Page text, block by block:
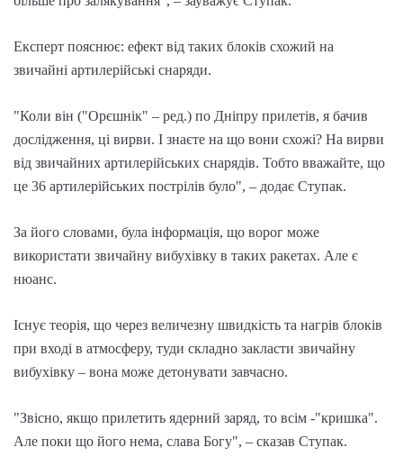
Експерт пояснює: ефект від таких блоків схожий на
звичайні артилерійські снаряди.
"Коли він ("Орєшнік" – ред.) по Дніпру прилетів, я бачив
дослідження, ці вирви. І знаєте на що вони схожі? На вирви
від звичайних артилерійських снарядів. Тобто вважайте, що
це 36 артилерійських пострілів було", – додає Ступак.
За його словами, була інформація, що ворог може
використати звичайну вибухівку в таких ракетах. Але є
нюанс.
Існує теорія, що через величезну швидкість та нагрів блоків
при вході в атмосферу, туди складно закласти звичайну
вибухівку – вона може детонувати завчасно.
"Звісно, якщо прилетить ядерний заряд, то всім -"кришка".
Але поки що його нема, слава Богу", – сказав Ступак.